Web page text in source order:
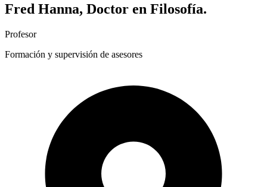
Fred Hanna, Doctor en Filosofía.
Profesor
Formación y supervisión de asesores